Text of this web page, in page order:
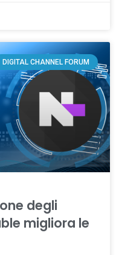
DIGITAL CHANNEL FORUM
degli
migliora le